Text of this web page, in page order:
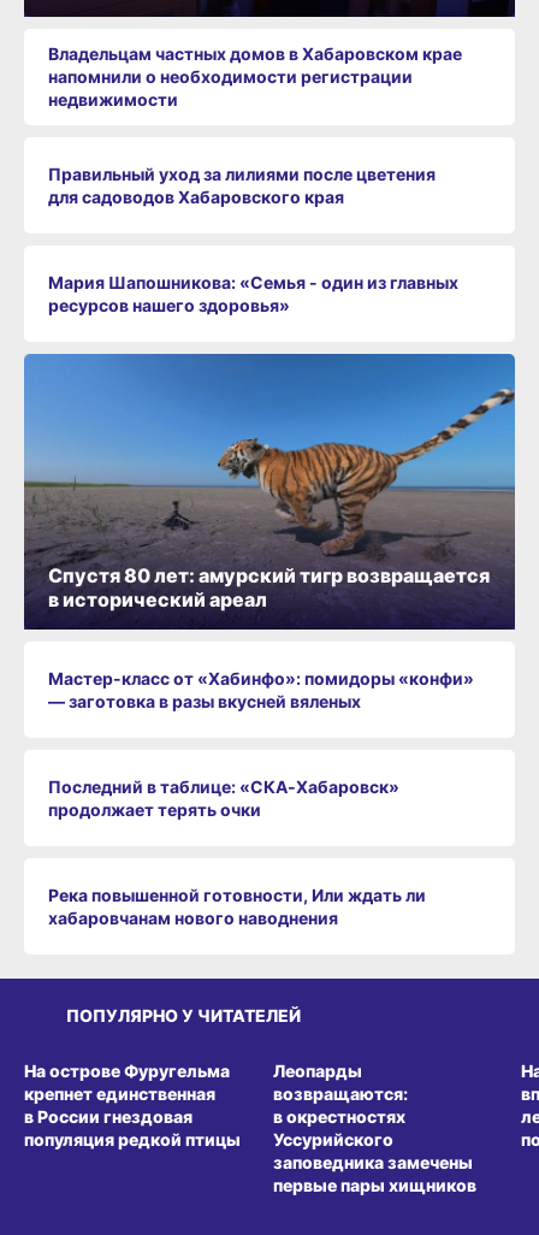
Владельцам частных домов в Хабаровском крае
напомнили о необходимости регистрации
недвижимости
Правильный уход за лилиями после цветения
для садоводов Хабаровского края
Мария Шапошникова: «Семья - один из главных
ресурсов нашего здоровья»
Мастер-класс от «Хабинфо»: помидоры «конфи»
— заготовка в разы вкусней вяленых
Последний в таблице: «СКА‑Хабаровск»
продолжает терять очки
Река повышенной готовности, Или ждать ли
хабаровчанам нового наводнения
Спустя 80 лет: амурский тигр возвращается
в исторический ареал
ПОПУЛЯРНО У ЧИТАТЕЛЕЙ
На острове Фуругельма
крепнет единственная
в России гнездовая
популяция редкой птицы
Леопарды
возвращаются:
в окрестностях
Уссурийского
заповедника замечены
первые пары хищников